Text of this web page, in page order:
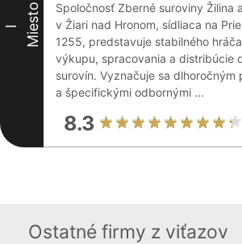
I Miesto
Spoločnosť Zberné suroviny Žilina
v Žiari nad Hronom, sídliaca na
1255, predstavuje stabilného
výkupu, spracovania a distribúcie
surovín. Vyznačuje sa dlhoročným
a špecifickými odbornými ...
8.3
Ostatné firmy z viťazov